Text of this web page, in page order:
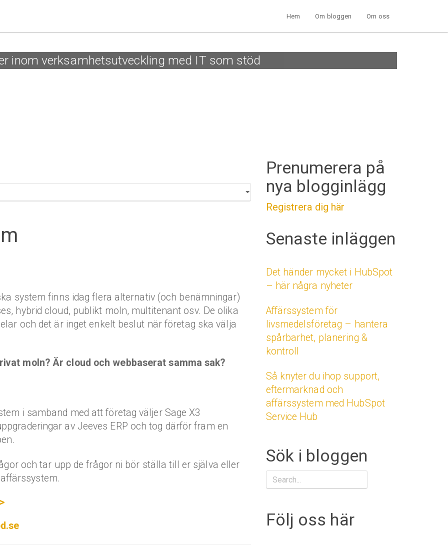
Hem Om bloggen Om oss
inom verksamhetsutveckling med IT som stöd
system finns idag flera alternativ (och benämningar)
hybrid cloud, publikt moln, multitenant osv. De olika
och det är inget enkelt beslut när företag ska välja
moln?Är cloud och webbaserat samma sak?
i samband med att företag väljer Sage X3
av Jeeves ERP och tog därför fram en
och tar upp de frågor ni bör ställa till er själva eller
Prenumerera på
nya blogginlägg
Registrera dig här
Senaste inläggen
Det händer mycket i HubSpot
– här några nyheter
Affärssystem för
livsmedelsföretag – hantera
spårbarhet, planering &
kontroll
Så knyter du ihop support,
eftermarknad och
affärssystem med HubSpot
Service Hub
Sök i bloggen
Följ oss här